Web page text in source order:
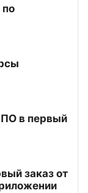
по
в первый
заказ от